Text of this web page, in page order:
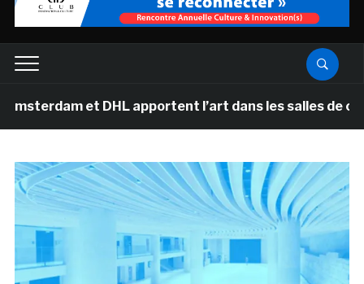
et DHL apportent l’art dans les salles de classe